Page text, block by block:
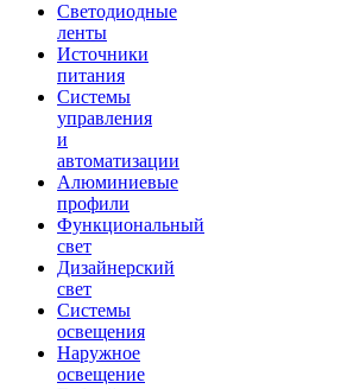
Светодиодные
ленты
Источники
питания
Системы
управления
и
автоматизации
Алюминиевые
профили
Функциональный
свет
Дизайнерский
свет
Системы
освещения
Наружное
освещение